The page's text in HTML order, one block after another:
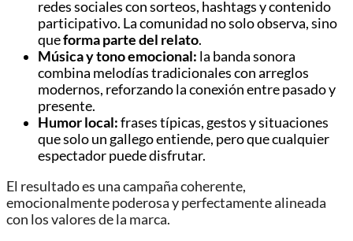
redes sociales con sorteos, hashtags y contenido
participativo. La comunidad no solo observa, sino
queforma parte del relato.
Música y tono emocional: la banda sonora
combina melodías tradicionales con arreglos
modernos, reforzando la conexión entre pasado y
presente.
Humor local:frases típicas, gestos y situaciones
que solo un gallego entiende, pero que cualquier
espectador puede disfrutar.
El resultado es una campaña coherente,
emocionalmente poderosa y perfectamente alineada
con los valores de la marca.